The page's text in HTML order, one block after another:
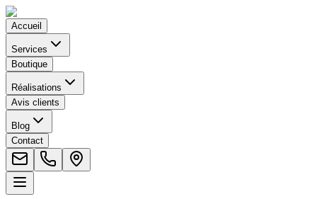
Accueil
Services
Boutique
Réalisations
Avis clients
Blog
Contact